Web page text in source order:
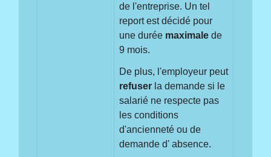
de l'entreprise. Un tel
report est décidé pour
une durée maximale de
9 mois.
De plus, l'employeur peut
refuser la demande si le
salarié ne respecte pas
les conditions
d'ancienneté ou de
demande d' absence.